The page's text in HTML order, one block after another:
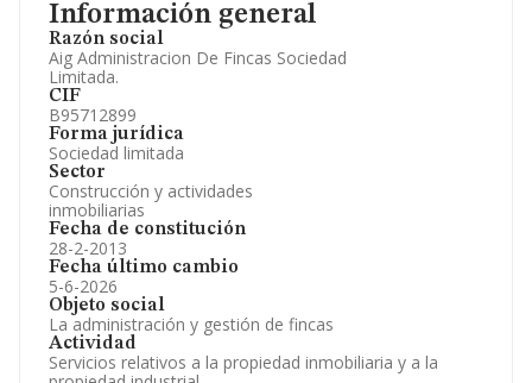
Información general
Razón social
Aig Administracion De Fincas Sociedad
Limitada.
CIF
B95712899
Forma jurídica
Sociedad limitada
Sector
Construcción y actividades
inmobiliarias
Fecha de constitución
28-2-2013
Fecha último cambio
5-6-2026
Objeto social
La administración y gestión de fincas
Actividad
Servicios relativos a la propiedad inmobiliaria y a la
Artículos de prensa publicados sobre la empresa.
Información oficial y registral complementaria.